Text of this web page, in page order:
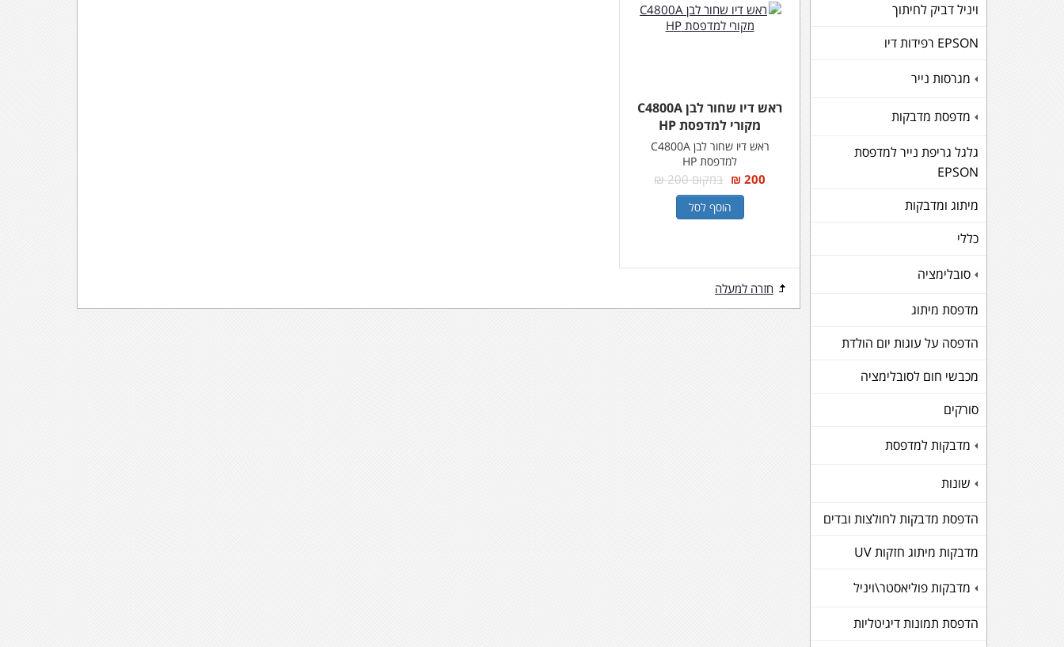
ויניל דביק לחיתוך
EPSON רפידות דיו
+
מגרסות נייר
+
מדפסת מדבקות
גלגל גריפת נייר למדפסת
EPSON
מיתוג ומדבקות
כללי
+
סובלימציה
מדפסת מיתוג
הדפסה על עוגות יום הולדת
מכבשי חום לסובלימציה
סורקים
+
מדבקות למדפסת
+
שונות
הדפסת מדבקות לחולצות ובדים
מדבקות מיתוג חזקות UV
+
מדבקות פוליאסטר\ויניל
הדפסת תמונות דיגיטליות
ראש דיו שחור לבן C4800A
מקורי למדפסת HP
ראש דיו שחור לבן C4800A
למדפסת HP
200 ₪ במקום 200 ₪
הוסף לסל
חזרה למעלה